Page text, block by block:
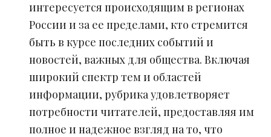
интересуется происходящим в регионах
России и за ее пределами, кто стремится
быть в курсе последних событий и
новостей, важных для общества. Включая
широкий спектр тем и областей
информации, рубрика удовлетворяет
потребности читателей, предоставляя им
полное и надежное взгляд на то, что